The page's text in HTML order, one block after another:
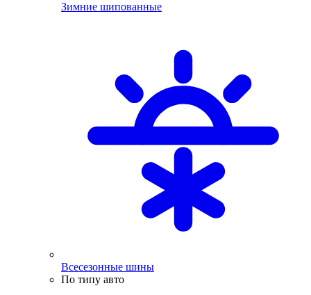
Зимние шипованные
Всесезонные шины
По типу авто